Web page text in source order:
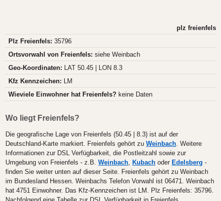
plz freienfels
Plz Freienfels: 35796
Ortsvorwahl von Freienfels: siehe Weinbach
Geo-Koordinaten: LAT 50.45 | LON 8.3
Kfz Kennzeichen: LM
Wieviele Einwohner hat Freienfels? keine Daten
Wo liegt Freienfels?
Die geografische Lage von Freienfels (50.45 | 8.3) ist auf der
Deutschland-Karte markiert. Freienfels gehört zu Weinbach. Weitere
Informationen zur DSL Verfügbarkeit, die Postleitzahl sowie zur
Umgebung von Freienfels - z.B. Weinbach, Kubach oder Edelsberg -
finden Sie weiter unten auf dieser Seite. Freienfels gehört zu Weinbach
im Bundesland Hessen. Weinbachs Telefon Vorwahl ist 06471. Weinbach
hat 4751 Einwohner. Das Kfz-Kennzeichen ist LM. Plz Freienfels: 35796.